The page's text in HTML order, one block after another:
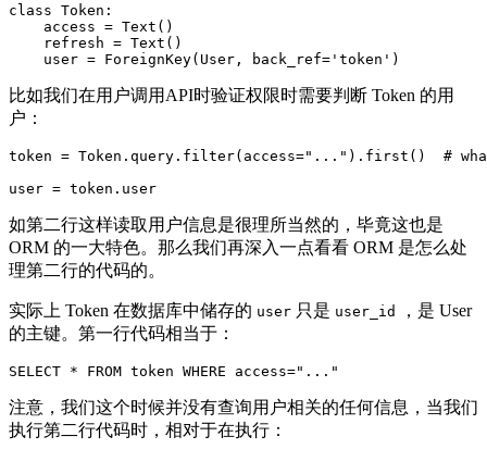
class Token:
    access = Text()
    refresh = Text()
比如我们在用户调用API时验证权限时需要判断 Token 的用
户：
token = Token.query.filter(access="...").first()  #
如第二行这样读取用户信息是很理所当然的，毕竟这也是
ORM 的一大特色。那么我们再深入一点看看 ORM 是怎么处
理第二行的代码的。
实际上 Token 在数据库中储存的 user 只是 user_id
，是 User
的主键。第一行代码相当于：
注意，我们这个时候并没有查询用户相关的任何信息，当我们
执行第二行代码时，相对于在执行：